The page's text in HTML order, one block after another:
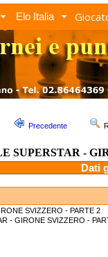
Elo Italia
Precedente
SUPERSTAR -
Dati
SVIZZERO - PARTE 2
- GIRONE SVIZZERO -